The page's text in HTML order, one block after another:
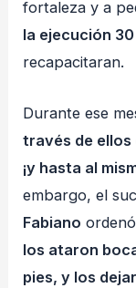
fortaleza y a
la ejecución
recapacitaran.
Durante ese
través de
¡y hasta al
embargo, el
Fabiano
los ataron
pies, y los